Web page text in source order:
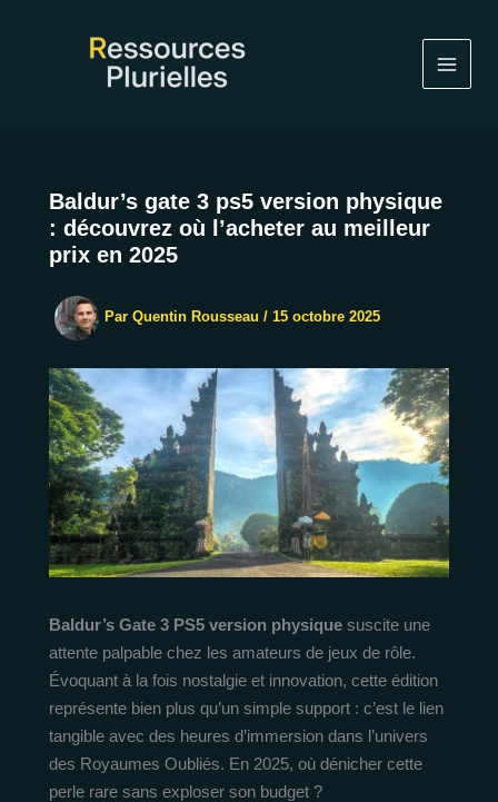
Baldur’s gate 3 ps5 version physique
: découvrez où l’acheter au meilleur
prix en 2025
Par Quentin Rousseau / 15 octobre 2025
Baldur’s Gate 3 PS5 version physique suscite une
attente palpable chez les amateurs de jeux de rôle.
Évoquant à la fois nostalgie et innovation, cette édition
représente bien plus qu’un simple support : c’est le lien
tangible avec des heures d’immersion dans l’univers
des Royaumes Oubliés. En 2025, où dénicher cette
perle rare sans exploser son budget ?